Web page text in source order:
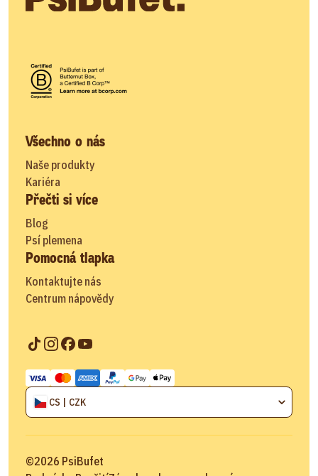
Všechno o nás
Naše produkty
Kariéra
Přečti si více
Blog
Psí plemena
Pomocná tlapka
Kontaktujte nás
Centrum nápovědy
CS | CZK
©2026 PsiBufet